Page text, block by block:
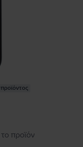
προϊόν